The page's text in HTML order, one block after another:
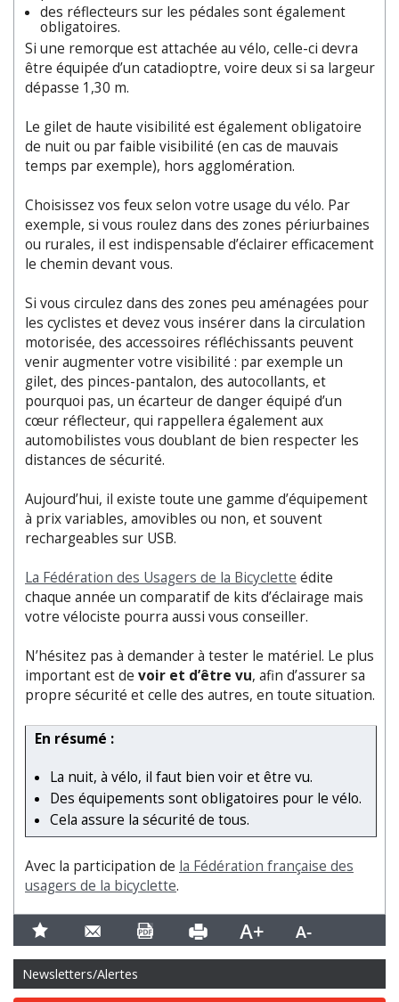
des réflecteurs sur les pédales sont également
obligatoires.
Si une remorque est attachée au vélo, celle-ci devra
être équipée d’un catadioptre, voire deux si sa largeur
dépasse 1,30 m.
Le gilet de haute visibilité est également obligatoire
de nuit ou par faible visibilité (en cas de mauvais
temps par exemple), hors agglomération.
Choisissez vos feux selon votre usage du vélo. Par
exemple, si vous roulez dans des zones périurbaines
ou rurales, il est indispensable d’éclairer efficacement
le chemin devant vous.
Si vous circulez dans des zones peu aménagées pour
les cyclistes et devez vous insérer dans la circulation
motorisée, des accessoires réfléchissants peuvent
venir augmenter votre visibilité : par exemple un
gilet, des pinces-pantalon, des autocollants, et
pourquoi pas, un écarteur de danger équipé d’un
cœur réflecteur, qui rappellera également aux
automobilistes vous doublant de bien respecter les
distances de sécurité.
Aujourd’hui, il existe toute une gamme d’équipement
à prix variables, amovibles ou non, et souvent
rechargeables sur USB.
La Fédération des Usagers de la Bicyclette édite
chaque année un comparatif de kits d’éclairage mais
votre vélociste pourra aussi vous conseiller.
N’hésitez pas à demander à tester le matériel. Le plus
important est de voir et d’être vu, afin d’assurer sa
propre sécurité et celle des autres, en toute situation.
En résumé :
La nuit, à vélo, il faut bien voir et être vu.
Des équipements sont obligatoires pour le vélo.
Cela assure la sécurité de tous.
Avec la participation de la Fédération française des
usagers de la bicyclette.
Newsletters/Alertes